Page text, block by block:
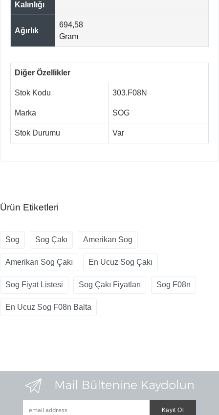
Kalınlığı
Ağırlık
694,58
Gram
Diğer Özellikler
Stok Kodu 303.F08N
Marka SOG
Stok Durumu Var
Ürün Etiketleri
Sog Sog Çakı Amerikan Sog
Amerikan Sog Çakı En Ucuz Sog Çakı
Sog Fiyat Listesi Sog Çakı Fiyatları Sog F08n
En Ucuz Sog F08n Balta